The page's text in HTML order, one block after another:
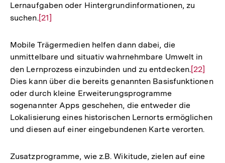
Lernaufgaben oder Hintergrundinformationen, zu
suchen.Zur
der
Fußnote
[21]
Mobile Trägermedien helfen dann dabei, die
unmittelbare und situativ wahrnehmbare Umwelt in
den Lernprozess einzubinden und zu entdecken.Zur
[22]
Dies kann über die bereits genannten Basisfunktionen
oder durch kleine Erweiterungsprogramme
sogenannter Apps geschehen, die entweder die
Lokalisierung eines historischen Lernorts ermöglichen
und diesen auf einer eingebundenen Karte verorten.
Zusatzprogramme, wie z.B. Wikitude, zielen auf eine